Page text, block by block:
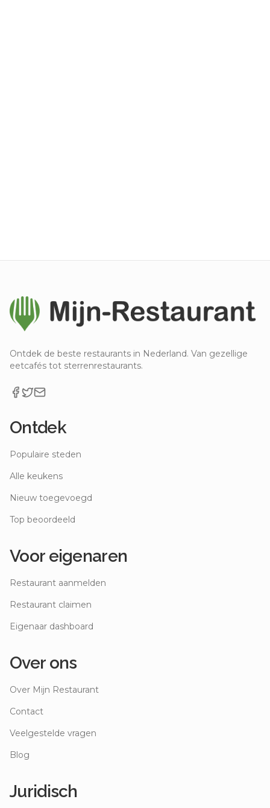
Ontdek de beste restaurants in Nederland. Van gezellige
eetcafés tot sterrenrestaurants.
Ontdek
Populaire steden
Alle keukens
Nieuw toegevoegd
Top beoordeeld
Voor eigenaren
Restaurant aanmelden
Restaurant claimen
Eigenaar dashboard
Over ons
Over Mijn Restaurant
Contact
Veelgestelde vragen
Blog
Juridisch